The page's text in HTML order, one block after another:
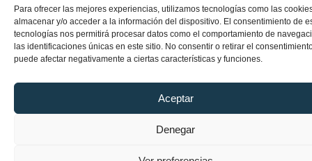
Para ofrecer las mejores experiencias, utilizamos tecnologías como las
almacenar y/o acceder a la información del dispositivo. El consentimiento de
tecnologías nos permitirá procesar datos como el comportamiento de
las identificaciones únicas en este sitio. No consentir o retirar el
puede afectar negativamente a ciertas características y funciones.
Aceptar
Denegar